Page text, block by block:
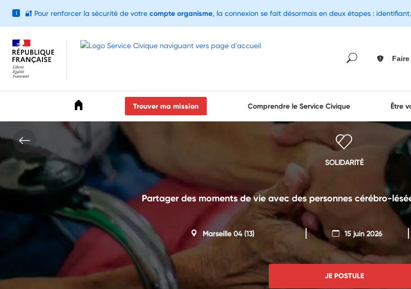
Trouver ma mission Comprendre le Service Civique Être
SOLIDARITÉ
Partager des moments de vie avec des personnes cérébro-
Marseille 04(13) 15 juin 2026
JE POSTULE
i 🔐 Pour renforcer la sécurité de votre compte organisme, la connexion se fait désormais en deux étapes :